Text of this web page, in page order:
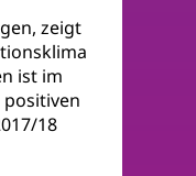
zeigt
ist im
18